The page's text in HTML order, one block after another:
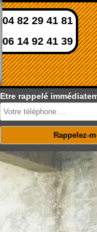
04 82 29 41 81
06 14 92 41 39
Etre rappelé